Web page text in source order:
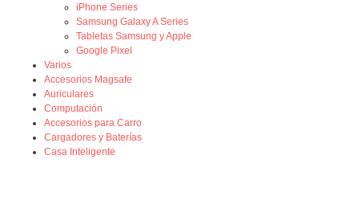
iPhone Series
Samsung Galaxy A Series
Tabletas Samsung y Apple
Google Pixel
Varios
Accesorios Magsafe
Auriculares
Computación
Accesorios para Carro
Cargadores y Baterías
Casa Inteligente